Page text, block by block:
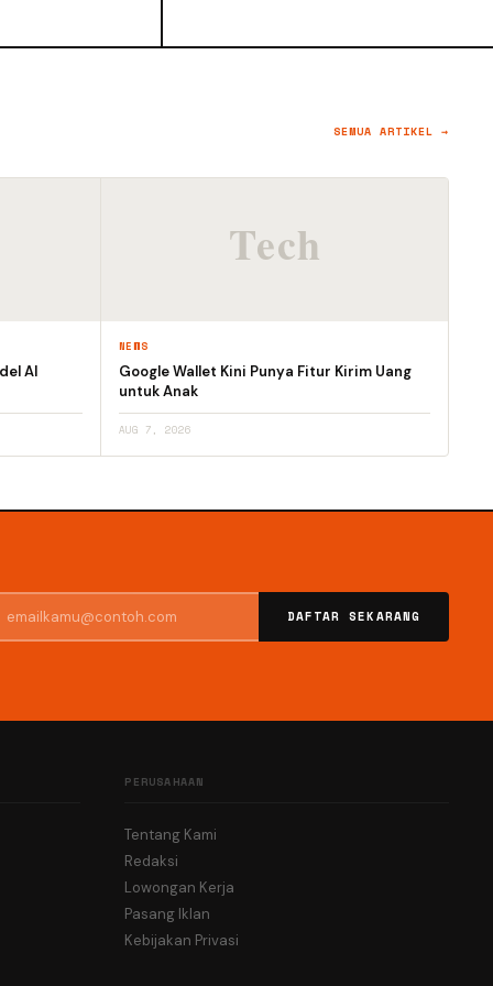
SEMUA ARTIKEL →
AI
NEWS
Google Wallet Kini Punya Fitur Kirim Uang
untuk Anak
AUG 7, 2026
DAFTAR SEKARANG
PERUSAHAAN
Tentang Kami
Redaksi
Lowongan Kerja
Pasang Iklan
Kebijakan Privasi